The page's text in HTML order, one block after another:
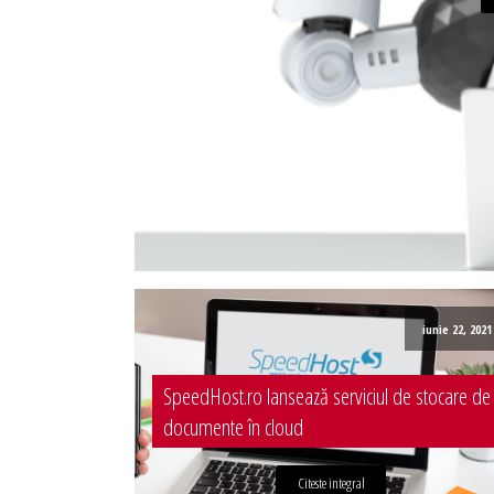
iunie 22, 2021
SpeedHost.ro lansează serviciul de stocare de
documente în cloud
Citeste integral